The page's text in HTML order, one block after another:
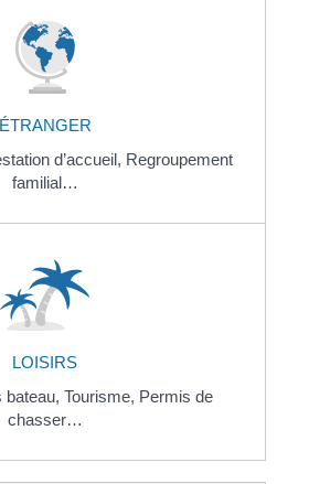
ÉTRANGER
d’accueil, Regroupement
familial…
LOISIRS
bateau, Tourisme, Permis de
chasser…